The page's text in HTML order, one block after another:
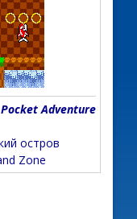
Adventure
остров
Zone